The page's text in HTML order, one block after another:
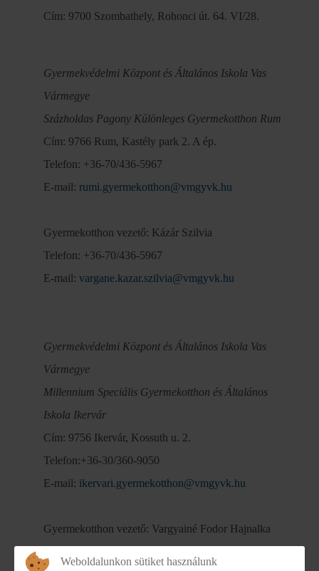
Cím: 9700 Szombathely, Rohonci út. 64. VI/28.
Gyermekvédelmi Központ és Általános Iskola Vas
Vármegye
Százholdas Pagony Különleges Gyermekotthon Rum
Cím: 9766 Rum, Kastély park 2. A ép.
Telefon: +36-70/436-5967
E-mail: rumi.gyermekotthon@vmgyvk.hu
Gyermekotthon vezető: Kázár Szilvia
Telefon: +36-70/436-5967
E-mail: vargane.kazar.szilvia@vmgyvk.hu
Gyermekvédelmi Központ és Általános Iskola Vas
Vármegye
Millennium Speciális Gyermekotthon és Általános
Iskola Ikervár
Cím: 9756 Ikervár, Kossuth u. 2.
Telefon:+36-30/360-9050
E-mail: ikervari.gyermekotthon@vmgyvk.hu
Gyermekotthon vezető: Vargyainé Fodor Hajnalka
Weboldalunkon sütiket használunk